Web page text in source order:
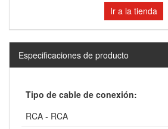
Ir a la tienda
Especificaciones de producto
Tipo de cable de conexión:
RCA - RCA